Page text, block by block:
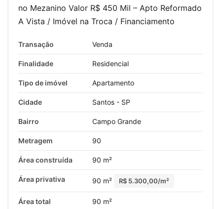
no Mezanino Valor R$ 450 Mil – Apto Reformado
A Vista / Imóvel na Troca / Financiamento
Transação Venda
Finalidade Residencial
Tipo de imóvel Apartamento
Cidade Santos - SP
Bairro Campo Grande
Metragem 90
Área construída 90 m²
Área privativa 90 m² R$ 5.300,00/m²
Área total 90 m²